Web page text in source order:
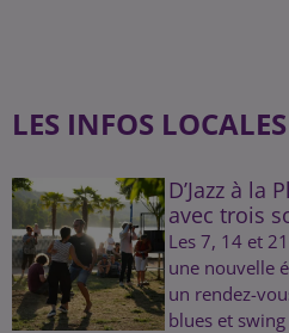
LES INFOS LOCALES
D’Jazz à la
avec trois
Les 7, 14 et
une nouvelle
un rendez-
blues et